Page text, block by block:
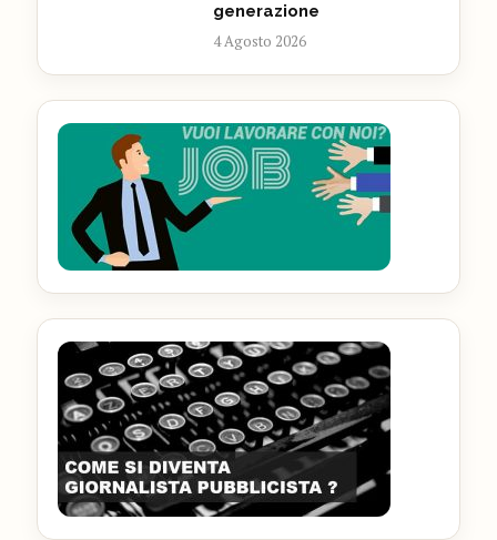
generazione
4 Agosto 2026